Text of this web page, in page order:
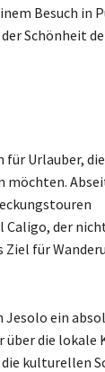
Besuch in
Schönheit
Urlauber, die
möchten.
Caligo, der
für
Jesolo ein
über die lokale
kulturellen